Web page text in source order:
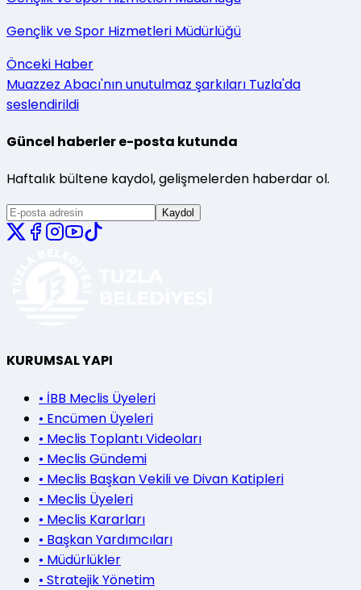
Gençlik ve Spor Hizmetleri Müdürlüğü
Önceki Haber
Muazzez Abacı'nın unutulmaz şarkıları Tuzla'da
seslendirildi
Güncel haberler e-posta kutunda
Haftalık bültene kaydol, gelişmelerden haberdar ol.
Kaydol
KURUMSAL YAPI
• İBB Meclis Üyeleri
• Encümen Üyeleri
• Meclis Toplantı Videoları
• Meclis Gündemi
• Meclis Başkan Vekili ve Divan Katipleri
• Meclis Üyeleri
• Meclis Kararları
• Başkan Yardımcıları
• Müdürlükler
• Stratejik Yönetim